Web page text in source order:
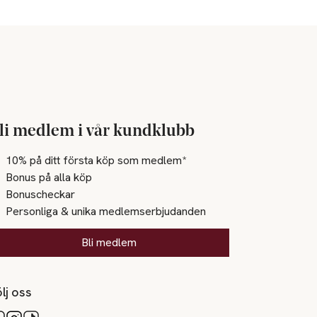
medlem i vår kundklubb
10% på ditt första köp som medlem*
Bonus på alla köp
Bonuscheckar
Personliga & unika medlemserbjudanden
Bli medlem
oss